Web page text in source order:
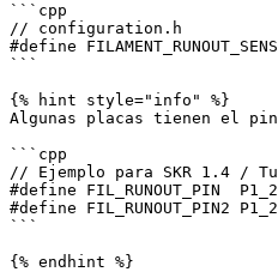
```cpp
// configuration.h
#define
```
{% hint style="info" %}
Algunas placas tienen el
```cpp
// Ejemplo para SKR 1.4 /
#define FIL_RUNOUT_PIN
#define FIL_RUNOUT_PIN2
```
{% endhint %}